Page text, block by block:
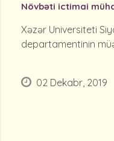
Növbəti ictimai
Xəzər Universiteti
departamentinin
02 Dekabr, 2019